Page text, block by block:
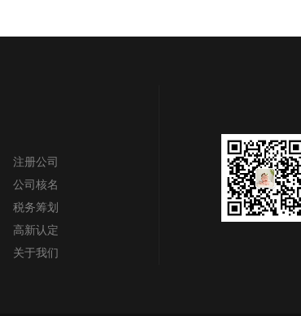
注册公司
公司核名
税务筹划
高新认定
关于我们